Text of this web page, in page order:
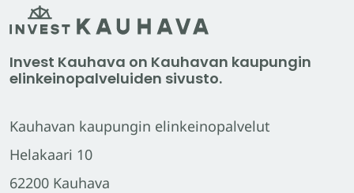
Invest Kauhava on Kauhavan kaupungin
elinkeinopalveluiden sivusto.
Kauhavan kaupungin elinkeinopalvelut
Helakaari 10
62200 Kauhava